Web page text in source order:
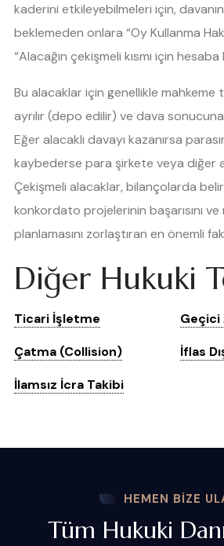
kaderini etkileyebilmeleri için,
beklemeden onlara “Oy Kullanma
“Alacağın çekişmeli kısmı için hesaba
Bu alacaklar için genellikle mahkeme
ayrılır (depo edilir) ve dava
Eğer alacaklı davayı kazanırsa
kaybederse para şirkete veya diğer
Çekişmeli alacaklar, bilançolarda
konkordato projelerinin başarısını ve
planlamasını zorlaştıran en önemli
Diğer Hukuki
Ticari İşletme
Geçici
Çatma (Collision)
İflas
İlamsız İcra Takibi
HEMEN BIZE
Tüm Hukuki